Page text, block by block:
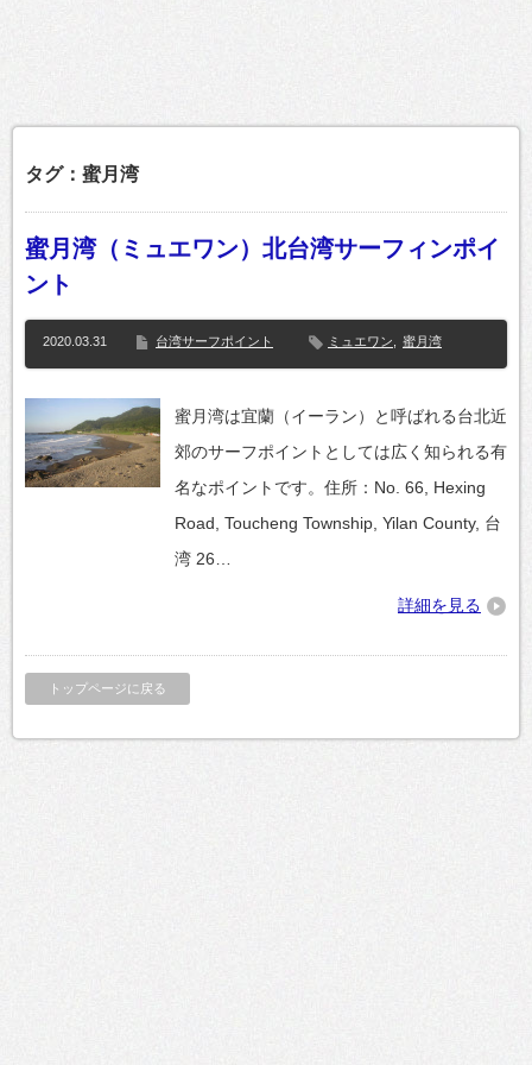
タグ：蜜月湾
蜜月湾（ミュエワン）北台湾サーフィンポイ
ント
2020.03.31 台湾サーフポイント ミュエワン 蜜月湾
蜜月湾は宜蘭（イーラン）と呼ばれる台北近
郊のサーフポイントとしては広く知られる有
名なポイントです。住所：No. 66, Hexing
Road, Toucheng Township, Yilan County, 台
湾 26…
詳細を見る
トップページに戻る